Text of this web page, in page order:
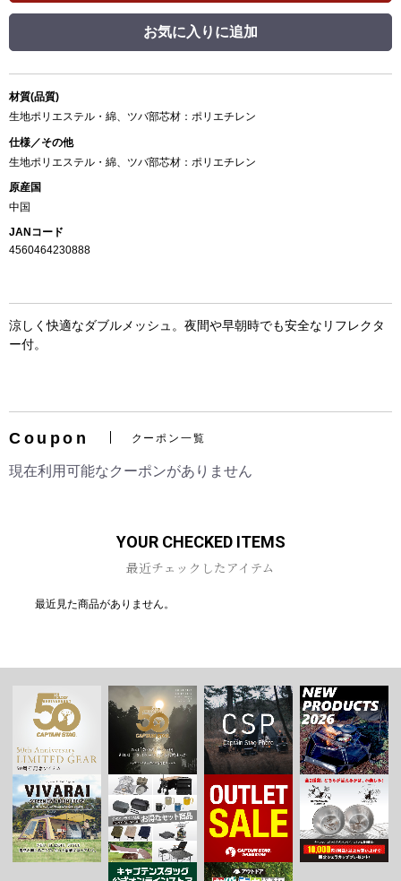
お気に入りに追加
材質(品質)
生地ポリエステル・綿、ツバ部芯材：ポリエチレン
仕様／その他
生地ポリエステル・綿、ツバ部芯材：ポリエチレン
原産国
中国
JANコード
4560464230888
涼しく快適なダブルメッシュ。夜間や早朝時でも安全なリフレクタ
ー付。
Coupon クーポン一覧
現在利用可能なクーポンがありません
YOUR CHECKED ITEMS
最近チェックしたアイテム
最近見た商品がありません。